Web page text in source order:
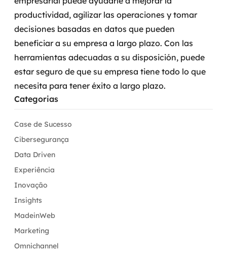
productividad, agilizar las operaciones y tomar
decisiones basadas en datos que pueden
beneficiar a su empresa a largo plazo. Con las
herramientas adecuadas a su disposición, puede
estar seguro de que su empresa tiene todo lo que
necesita para tener éxito a largo plazo.
Categorias
Case de Sucesso
Cibersegurança
Data Driven
Experiência
Inovação
Insights
MadeinWeb
Marketing
Omnichannel